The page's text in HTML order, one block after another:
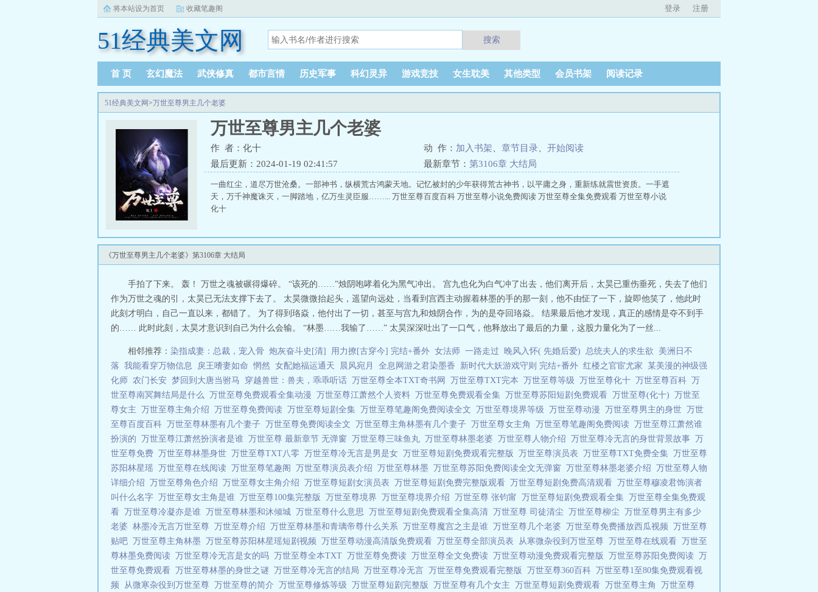
将本站设为首页 收藏笔趣阁 登录 注册
51经典美文网 搜索
首 页 玄幻魔法 武侠修真 都市言情 历史军事 科幻灵异 游戏竞技 女生耽美 其他类型 会员书架 阅读记录
51经典美文网>万世至尊男主几个老婆
万世至尊男主几个老婆
作 者：化十 动 作： 加入书架 章节目录
开始阅读
最后更新：2024-01-19 02:41:57
最新章节： 第3106章 大结局
一曲红尘，道尽万世沧桑。一部神书，纵横荒古鸿蒙天地。记忆被封的少年获得荒古神书，以平庸之身，重新练就震世资质。一手遮
天，万千神魔诛灭，一脚踏地，亿万生灵臣服……... 万世至尊百度百科 万世至尊小说免费阅读 万世至尊全集免费观看 万世至尊小说
化十
《万世至尊男主几个老婆》第3106章 大结局
手拍了下来。 轰！ 万世之魂被碾得爆碎。 “该死的……”烛阴咆哮着化为黑气冲出。 宫九也化为白气冲了出去，他们离开后，太昊已重伤垂死，失去了他们
作为万世之魂的引，太昊已无法支撑下去了。 太昊微微抬起头，遥望向远处，当看到宫西主动握着林墨的手的那一刻，他不由怔了一下，旋即他笑了，他此时
此刻才明白，自己一直以来，都错了。 为了得到珞焱，他付出了一切，甚至与宫九和烛阴合作，为的是夺回珞焱。 结果最后他才发现，真正的感情是夺不到手
的…… 此时此刻，太昊才意识到自己为什么会输。 “林墨……我输了……” 太昊深深吐出了一口气，他释放出了最后的力量，这股力量化为了一丝...
相邻推荐： 染指成妻：总裁，宠入骨 炮灰奋斗史[清] 用力撩[古穿今] 完结+番外 女法师 一路走过 晚风入怀( 先婚后爱) 总统夫人的求生欲
美洲日不
落 我能看穿万物信息 戾王嗜妻如命 惘然 女配她福运通天 晨风宛月 全息网游之君染墨香 新时代大妖游戏守则 完结+番外 红楼之官宦尤家 某美漫的神级强
化师 农门长安 梦回到大唐当驸马 穿越兽世：兽夫，乖乖听话 万世至尊全本TXT奇书网 万世至尊TXT完本 万世至尊等级 万世至尊化十 万世至尊百科 万
世至尊南冥舞结局是什么 万世至尊免费观看全集动漫 万世至尊江萧然个人资料 万世至尊免费观看全集 万世至尊苏阳短剧免费观看 万世至尊(化十) 万世至
尊女主 万世至尊主角介绍 万世至尊免费阅读 万世至尊短剧全集 万世至尊笔趣阁免费阅读全文 万世至尊境界等级 万世至尊动漫 万世至尊男主的身世 万世
至尊百度百科 万世至尊林墨有几个妻子 万世至尊免费阅读全文 万世至尊主角林墨有几个妻子 万世至尊女主角 万世至尊笔趣阁免费阅读 万世至尊江萧然谁
扮演的 万世至尊江萧然扮演者是谁 万世至尊 最新章节 无弹窗 万世至尊三味鱼丸 万世至尊林墨老婆 万世至尊人物介绍 万世至尊冷无言的身世背景故事 万
世至尊免费 万世至尊林墨身世 万世至尊TXT八零 万世至尊冷无言是男是女 万世至尊短剧免费观看完整版 万世至尊演员表 万世至尊TXT免费全集 万世至尊
苏阳林星瑶 万世至尊在线阅读 万世至尊笔趣阁 万世至尊演员表介绍 万世至尊林墨 万世至尊苏阳免费阅读全文无弹窗 万世至尊林墨老婆介绍 万世至尊人物
详细介绍 万世至尊角色介绍 万世至尊女主角介绍 万世至尊短剧女演员表 万世至尊短剧免费完整版观看 万世至尊短剧免费高清观看 万世至尊穆凌君饰演者
叫什么名字 万世至尊女主角是谁 万世至尊100集完整版 万世至尊境界 万世至尊境界介绍 万世至尊 张钧甯 万世至尊短剧免费观看全集 万世至尊全集免费观
看 万世至尊冷凝亦是谁 万世至尊林墨和沐倾城 万世至尊什么意思 万世至尊短剧免费观看全集高清 万世至尊 司徒清尘 万世至尊柳尘 万世至尊男主有多少
老婆 林墨冷无言万世至尊 万世至尊介绍 万世至尊林墨和青璃帝尊什么关系 万世至尊魔宫之主是谁 万世至尊几个老婆 万世至尊免费播放西瓜视频 万世至尊
贴吧 万世至尊主角林墨 万世至尊苏阳林星瑶短剧视频 万世至尊动漫高清版免费观看 万世至尊全部演员表 从寒微杂役到万世至尊 万世至尊在线观看 万世至
尊林墨免费阅读 万世至尊冷无言是女的吗 万世至尊全本TXT 万世至尊免费读 万世至尊全文免费读 万世至尊动漫免费观看完整版 万世至尊苏阳免费阅读 万
世至尊免费观看 万世至尊林墨的身世之谜 万世至尊冷无言的结局 万世至尊冷无言 万世至尊免费观看完整版 万世至尊360百科 万世至尊1至80集免费观看视
频 从微寒杂役到万世至尊 万世至尊的简介 万世至尊修炼等级 万世至尊短剧完整版 万世至尊有几个女主 万世至尊短剧免费观看 万世至尊主角 万世至尊